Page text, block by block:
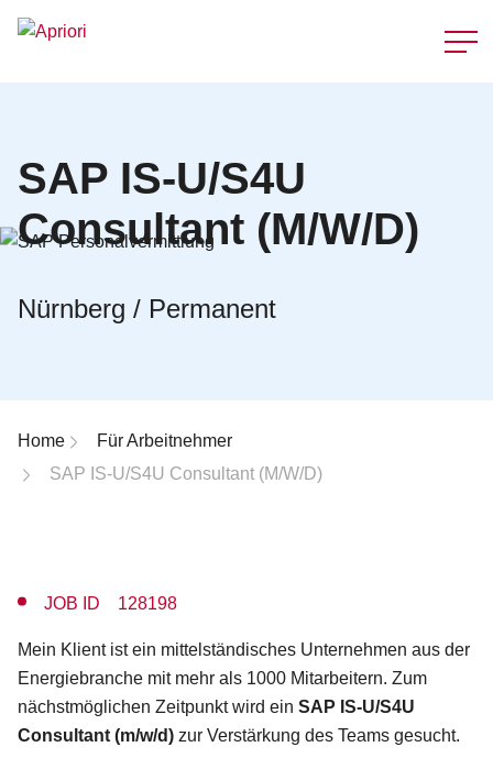
SAP IS-U/S4U
Consultant (M/W/D)
Nürnberg / Permanent
Breadcrumb-Navigation
Home
Für Arbeitnehmer
SAP IS-U/S4U Consultant (M/W/D)
JOB ID 128198
Mein Klient ist ein mittelständisches Unternehmen aus der
Energiebranche mit mehr als 1000 Mitarbeitern. Zum
nächstmöglichen Zeitpunkt wird ein SAP IS-U/S4U
Consultant (m/w/d) zur Verstärkung des Teams gesucht.